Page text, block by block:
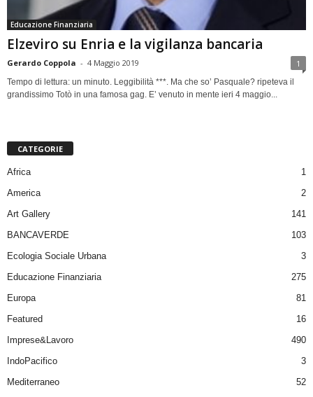
Educazione Finanziaria
Elzeviro su Enria e la vigilanza bancaria
Gerardo Coppola - 4 Maggio 2019 1
Tempo di lettura: un minuto. Leggibilità ***. Ma che so’ Pasquale? ripeteva il
grandissimo Totò in una famosa gag. E’ venuto in mente ieri 4 maggio...
CATEGORIE
Africa
1
America
2
Art Gallery
141
BANCAVERDE
103
Ecologia Sociale Urbana
3
Educazione Finanziaria
275
Europa
81
Featured
16
Imprese&Lavoro
490
IndoPacifico
3
Mediterraneo
52